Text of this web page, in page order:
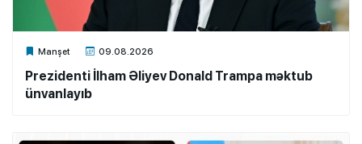
Manşet 09.08.2026
Xalq.Online
Prezidenti İlham Əliyev Donald Trampa məktub
ünvanlayıb